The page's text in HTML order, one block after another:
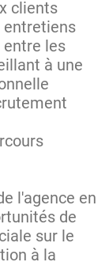
clients
entretiens
entre les
à une
l'agence en
de
sur le
à la